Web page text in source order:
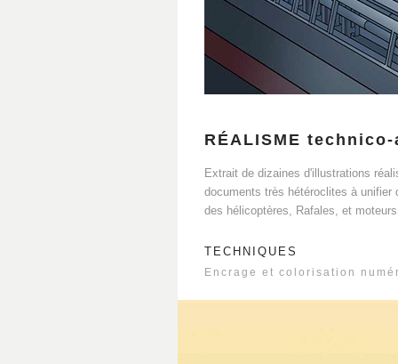
Encrage et colorisation
TECHNIQUES
RÉALISME
Extrait de dizaines d'illustrations
documents très hétéroclites à unifier
des hélicoptères, Rafales, et